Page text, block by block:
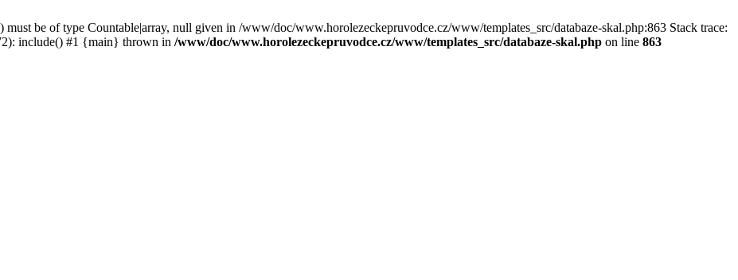
be of type Countable|array, null given in /www/doc/www.horolezeckepruvodce.cz/www/templates_src/databaze-skal.php:863 Stack trace:
include() #1 {main} thrown in /www/doc/www.horolezeckepruvodce.cz/www/templates_src/databaze-skal.php on line 863